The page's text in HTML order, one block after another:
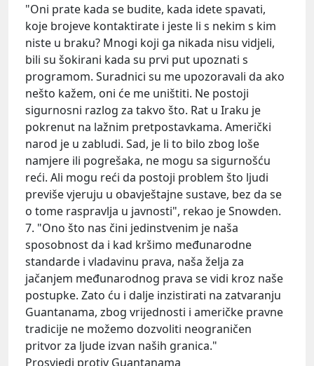
"Oni prate kada se budite, kada idete spavati,
koje brojeve kontaktirate i jeste li s nekim s kim
niste u braku? Mnogi koji ga nikada nisu vidjeli,
bili su šokirani kada su prvi put upoznati s
programom. Suradnici su me upozoravali da ako
nešto kažem, oni će me uništiti. Ne postoji
sigurnosni razlog za takvo što. Rat u Iraku je
pokrenut na lažnim pretpostavkama. Američki
narod je u zabludi. Sad, je li to bilo zbog loše
namjere ili pogrešaka, ne mogu sa sigurnošću
reći. Ali mogu reći da postoji problem što ljudi
previše vjeruju u obavještajne sustave, bez da se
o tome raspravlja u javnosti", rekao je Snowden.
7. "Ono što nas čini jedinstvenim je naša
sposobnost da i kad kršimo međunarodne
standarde i vladavinu prava, naša želja za
jačanjem međunarodnog prava se vidi kroz naše
postupke. Zato ću i dalje inzistirati na zatvaranju
Guantanama, zbog vrijednosti i američke pravne
tradicije ne možemo dozvoliti neograničen
pritvor za ljude izvan naših granica."
Prosvjedi protiv Guantanama